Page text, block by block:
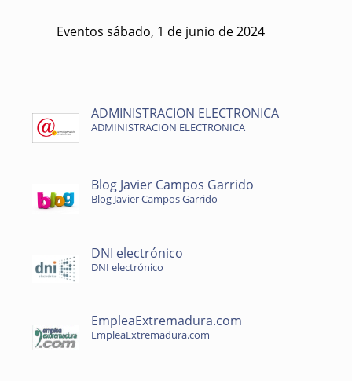
Eventos sábado, 1 de junio de 2024
ADMINISTRACION ELECTRONICA
ADMINISTRACION ELECTRONICA
Blog Javier Campos Garrido
Blog Javier Campos Garrido
DNI electrónico
DNI electrónico
EmpleaExtremadura.com
EmpleaExtremadura.com